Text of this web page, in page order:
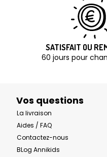
SATISFAIT OU
60 jours pour
Vos questions
La livraison
Aides / FAQ
Contactez-nous
BLog Annikids